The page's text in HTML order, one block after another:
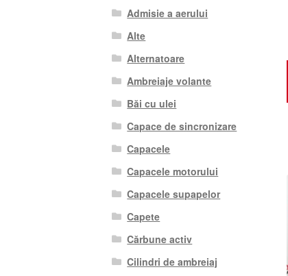
Admisie a aerului
Alte
Alternatoare
Ambreiaje volante
Băi cu ulei
Capace de sincronizare
Capacele
Capacele motorului
Capacele supapelor
Capete
Cărbune activ
Cilindri de ambreiaj